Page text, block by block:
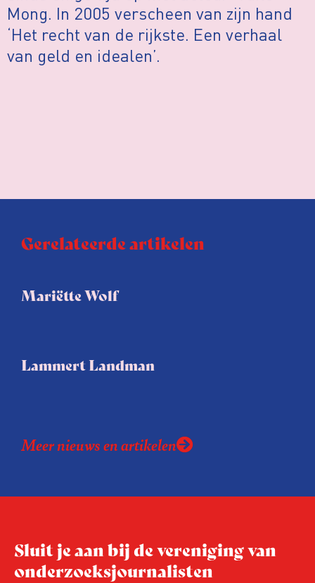
Mong. In 2005 verscheen van zijn hand
‘Het recht van de rijkste. Een verhaal
van geld en idealen’.
Gerelateerde artikelen
Mariëtte Wolf
Lammert Landman
Meer nieuws en artikelen
Sluit je aan bij de vereniging van
onderzoeksjournalisten